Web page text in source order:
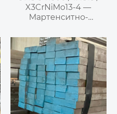
X3CrNiMo13-4 —
Мартенситно-
(дуплексная)
нержавеющая сталь